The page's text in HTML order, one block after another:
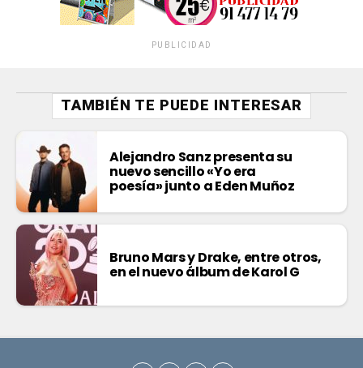
PUBLICIDAD
TAMBIÉN TE PUEDE INTERESAR
Alejandro Sanz presenta su
nuevo sencillo «Yo era
poesía» junto a Eden Muñoz
Bruno Mars y Drake, entre otros,
en el nuevo álbum de Karol G